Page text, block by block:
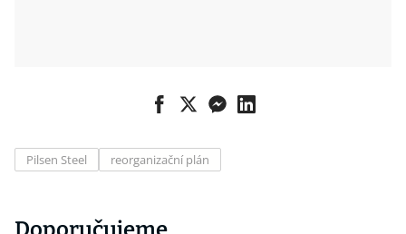
Pilsen Steel reorganizační plán